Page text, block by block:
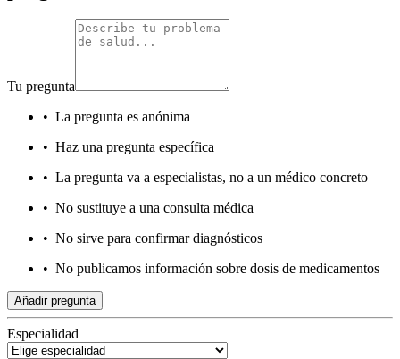
Tu pregunta
• La pregunta es anónima
• Haz una pregunta específica
• La pregunta va a especialistas, no a un médico concreto
• No sustituye a una consulta médica
• No sirve para confirmar diagnósticos
• No publicamos información sobre dosis de medicamentos
Añadir pregunta
Especialidad